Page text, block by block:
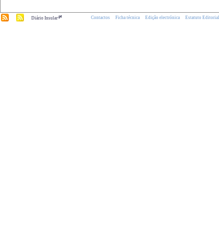
Diário Insular.pt Contactos Ficha técnica Edição electrónica Estatuto Editorial